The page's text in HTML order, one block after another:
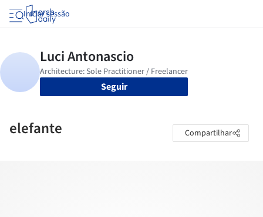
Iniciar sessão
Seguir
elefante Compartilhar